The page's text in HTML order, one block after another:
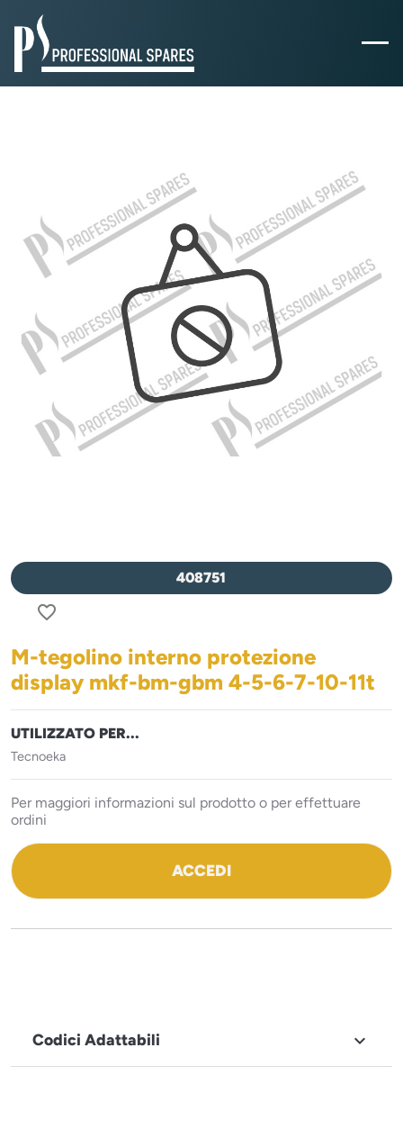
408751
favorite_border
M-tegolino interno protezione
display mkf-bm-gbm 4-5-6-7-10-11t
UTILIZZATO PER...
Tecnoeka
Per maggiori informazioni sul prodotto o per effettuare
ordini
ACCEDI
Codici Adattabili 